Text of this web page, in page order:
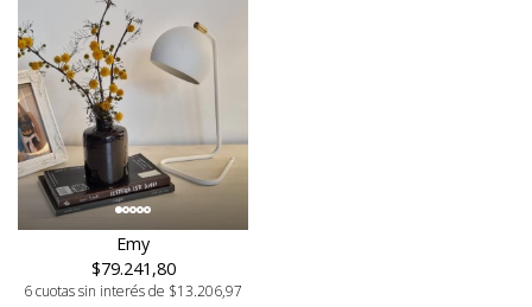
Emy
$79.241,80
6 cuotas sin interés de $13.206,97